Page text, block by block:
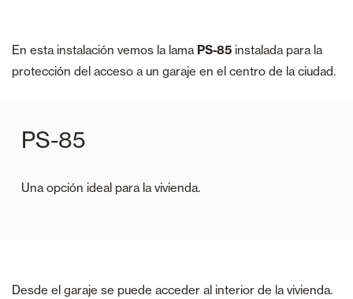
En esta instalación vemos la lama PS-85 instalada para la
protección del acceso a un garaje en el centro de la ciudad.
PS-85
Una opción ideal para la vivienda.
Desde el garaje se puede acceder al interior de la vivienda.